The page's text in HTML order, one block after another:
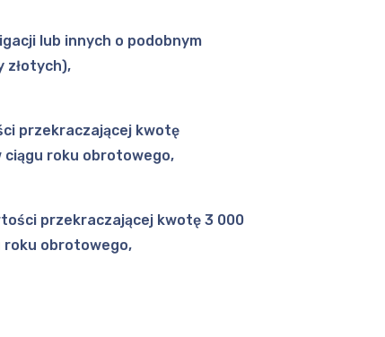
lub innych o podobnym
złotych),
przekraczającej kwotę
ciągu roku obrotowego,
przekraczającej kwotę 3 000
roku obrotowego,